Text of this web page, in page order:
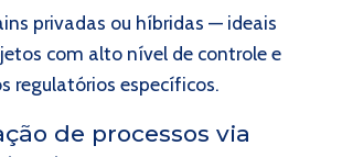
privadas ou híbridas — ideais
com alto nível de controle e
regulatórios específicos.
de processos via